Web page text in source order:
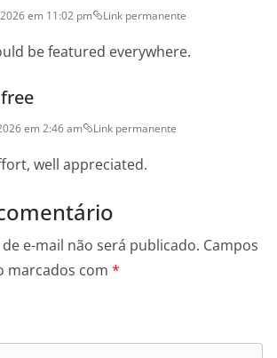
em 11:02 pm Link permanente
be featured everywhere.
em 2:46 am Link permanente
well appreciated.
e-mail não será publicado. Campos
marcados com *